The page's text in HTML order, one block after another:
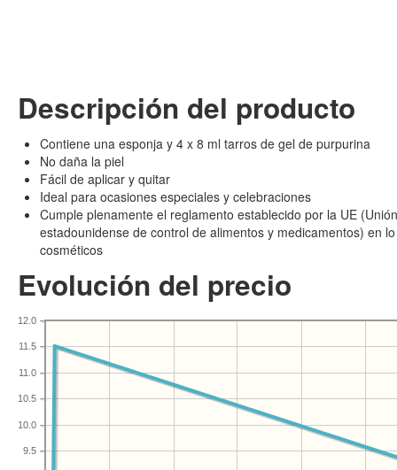
Descripción del producto
Contiene una esponja y 4 x 8 ml tarros de gel de purpurina
No daña la piel
Fácil de aplicar y quitar
Ideal para ocasiones especiales y celebraciones
Cumple plenamente el reglamento establecido por la UE
estadounidense de control de alimentos y medicamentos) en
cosméticos
Evolución del precio
9.5
10.0
10.5
11.0
11.5
12.0